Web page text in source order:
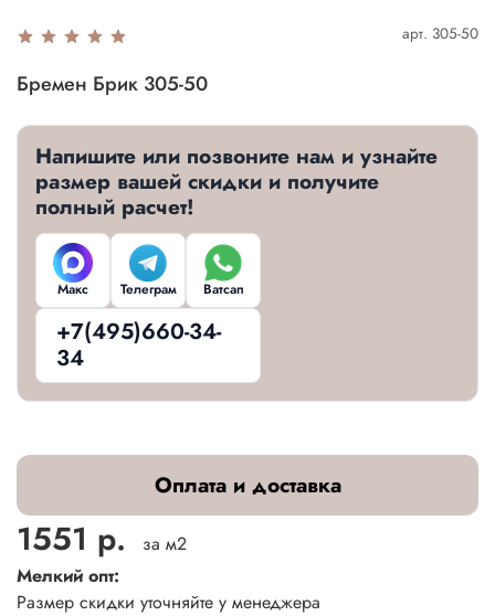
арт. 305-50
Бремен Брик 305-50
Напишите или позвоните нам и узнайте
размер вашей скидки и получите
полный расчет!
Макс Телеграм Ватсап
+7(495)660-34-
34
Оплата и доставка
1551 р.
за м2
Мелкий опт:
Размер скидки уточняйте у менеджера